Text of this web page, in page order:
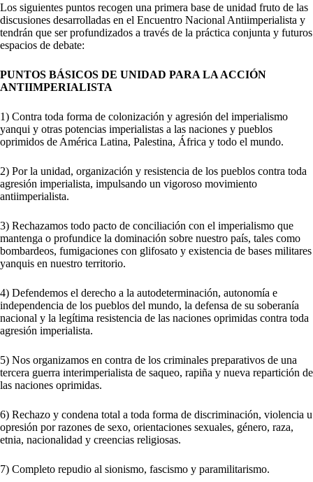
Los siguientes puntos recogen una primera base de unidad fruto de las
discusiones desarrolladas en el Encuentro Nacional Antiimperialista y
tendrán que ser profundizados a través de la práctica conjunta y futuros
espacios de debate:
PUNTOS BÁSICOS DE UNIDAD PARA LA ACCIÓN
ANTIIMPERIALISTA
1) Contra toda forma de colonización y agresión del imperialismo
yanqui y otras potencias imperialistas a las naciones y pueblos
oprimidos de América Latina, Palestina, África y todo el mundo.
2) Por la unidad, organización y resistencia de los pueblos contra toda
agresión imperialista, impulsando un vigoroso movimiento
antiimperialista.
3) Rechazamos todo pacto de conciliación con el imperialismo que
mantenga o profundice la dominación sobre nuestro país, tales como
bombardeos, fumigaciones con glifosato y existencia de bases militares
yanquis en nuestro territorio.
4) Defendemos el derecho a la autodeterminación, autonomía e
independencia de los pueblos del mundo, la defensa de su soberanía
nacional y la legítima resistencia de las naciones oprimidas contra toda
agresión imperialista.
5) Nos organizamos en contra de los criminales preparativos de una
tercera guerra interimperialista de saqueo, rapiña y nueva repartición de
las naciones oprimidas.
6) Rechazo y condena total a toda forma de discriminación, violencia u
opresión por razones de sexo, orientaciones sexuales, género, raza,
etnia, nacionalidad y creencias religiosas.
7) Completo repudio al sionismo, fascismo y paramilitarismo.